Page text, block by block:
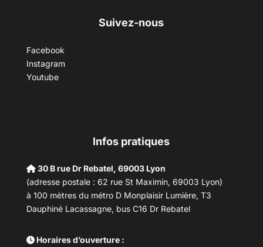
Suivez-nous
Facebook
Instagram
Youtube
Infos pratiques
30 B rue Dr Rebatel, 69003 Lyon
(adresse postale : 62 rue St Maximin, 69003 Lyon)
à 100 mètres du métro D Monplaisir Lumière, T3
Dauphiné Lacassagne, bus C16 Dr Rebatel
Horaires d’ouverture :